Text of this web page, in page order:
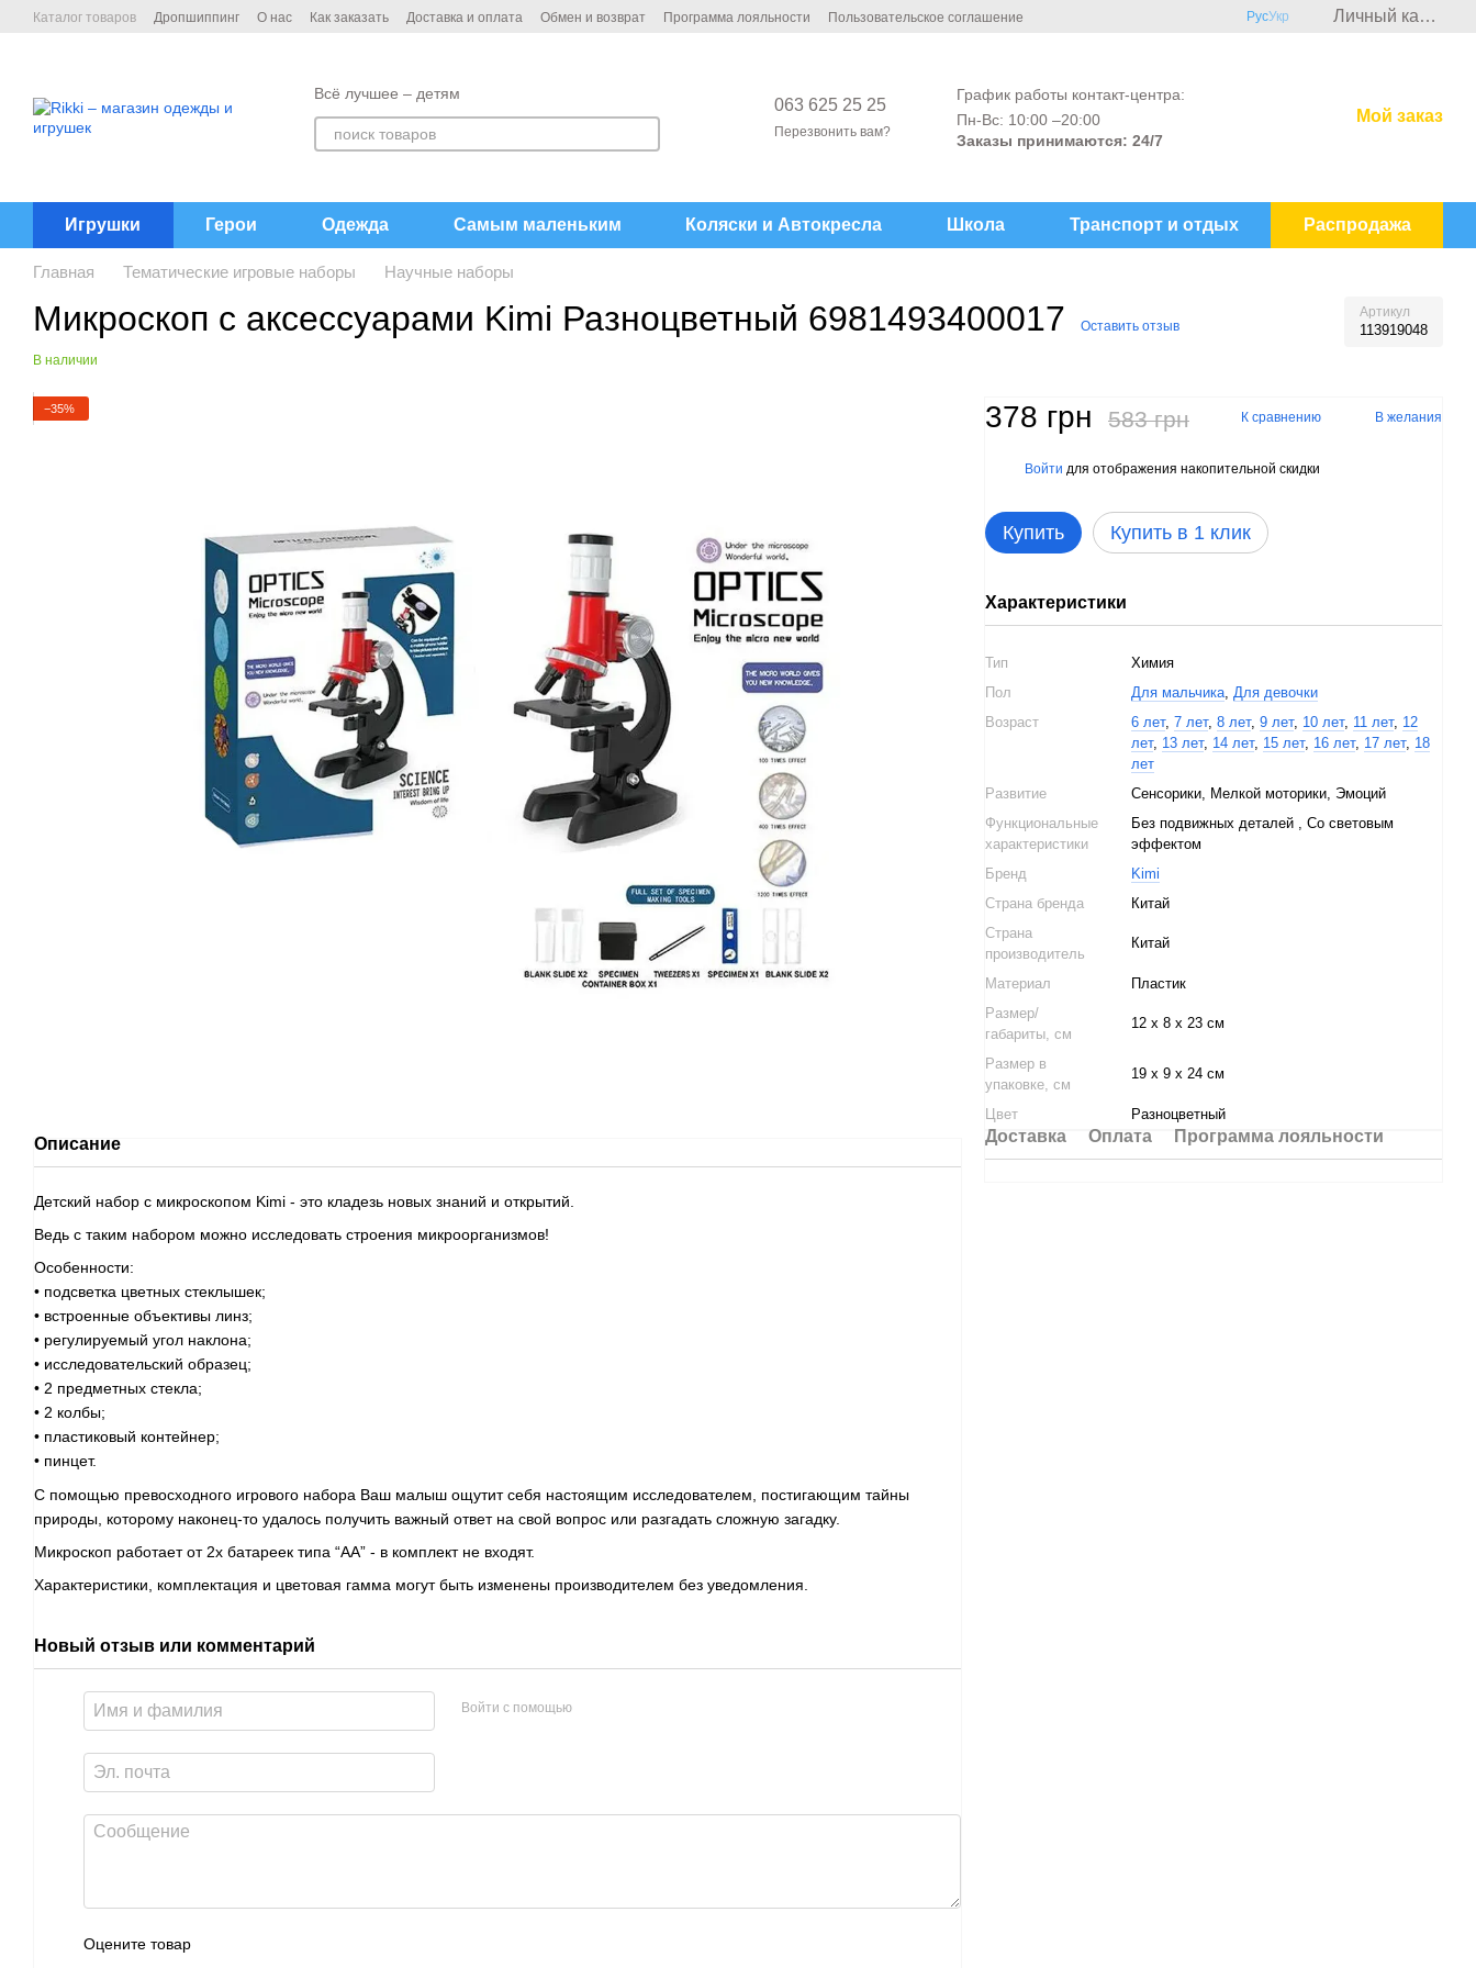
Перейти к основному контенту
Каталог товаров Дропшиппинг О нас Как заказать Доставка и оплата Обмен и возврат Программа лояльности
Пользовательское соглашение
РусУкр Личный кабинет
Всё лучшее – детям
063 625 25 25
Перезвонить вам?
График работы контакт-центра:
Пн-Вс: 10:00 –20:00
Заказы принимаются: 24/7
Мой заказ
Игрушки Герои Одежда Самым маленьким Коляски и Автокреcла Школа Транспорт и отдых Распродажа
Главная Тематические игровые наборы Научные наборы
Микроскоп с аксессуарами Kimi Разноцветный 6981493400017 Оставить отзыв
Артикул
113919048
В наличии
−35%
Описание
Детский набор с микроскопом Kimi - это кладезь новых знаний и открытий.
Ведь с таким набором можно исследовать строения микроорганизмов!
Особенности:
• подсветка цветных стеклышек;
• встроенные объективы линз;
• регулируемый угол наклона;
• исследовательский образец;
• 2 предметных стекла;
• 2 колбы;
• пластиковый контейнер;
• пинцет.
С помощью превосходного игрового набора Ваш малыш ощутит себя настоящим исследователем, постигающим тайны
природы, которому наконец-то удалось получить важный ответ на свой вопрос или разгадать сложную загадку.
Микроскоп работает от 2х батареек типа “АА” - в комплект не входят.
Характеристики, комплектация и цветовая гамма могут быть изменены производителем без уведомления.
Новый отзыв или комментарий
Войти с помощью
Оцените товар
378 грн 583 грн К сравнению В желания
Войти для отображения накопительной скидки
Купить Купить в 1 клик
Характеристики
Тип
Химия
Пол
Для мальчика, Для девочки
Возраст
6 лет, 7 лет, 8 лет, 9 лет, 10 лет, 11 лет, 12
лет, 13 лет, 14 лет, 15 лет, 16 лет, 17 лет, 18
лет
Развитие
Сенсорики, Мелкой моторики, Эмоций
Функциональные
характеристики
Без подвижных деталей , Со световым
эффектом
Бренд
Kimi
Страна бренда
Китай
Страна
производитель
Китай
Материал
Пластик
Размер/
габариты, см
12 х 8 х 23 см
Размер в
упаковке, см
19 х 9 х 24 см
Цвет Разноцветный
Доставка Оплата Программа лояльности